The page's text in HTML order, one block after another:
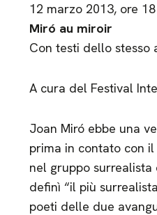
12 marzo 2013, ore 18
Miró au miroir
Con testi dello stesso
A cura del Festival
Joan Miró ebbe una
prima in contato con
nel gruppo
definì “il più
poeti delle due